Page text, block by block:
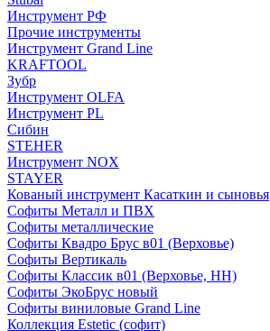
Инструмент РФ
Прочие инструменты
Инструмент Grand Line
KRAFTOOL
Зубр
Инструмент OLFA
Инструмент PL
Сибин
STEHER
Инструмент NOX
STAYER
Кованый инструмент Касаткин и сыновья
Софиты Металл и ПВХ
Софиты металлические
Софиты Квадро Брус в01 (Верховье)
Софиты Вертикаль
Софиты Классик в01 (Верховье, НН)
Софиты ЭкоБрус новый
Софиты виниловые Grand Line
Коллекция Estetic (софит)